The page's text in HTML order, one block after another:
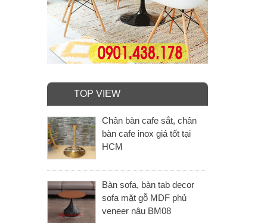
TOP VIEW
Chân bàn cafe sắt, chân
bàn cafe inox giá tốt tại
HCM
Bàn sofa, bàn tab decor
sofa mặt gỗ MDF phủ
veneer nâu BM08